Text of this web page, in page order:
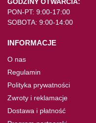
PON-PT: 9:00-17:00
SOBOTA: 9:00-14:00
INFORMACJE
O nas
Regulamin
Polityka prywatności
Zwroty i reklamacje
Dostawa i płatność